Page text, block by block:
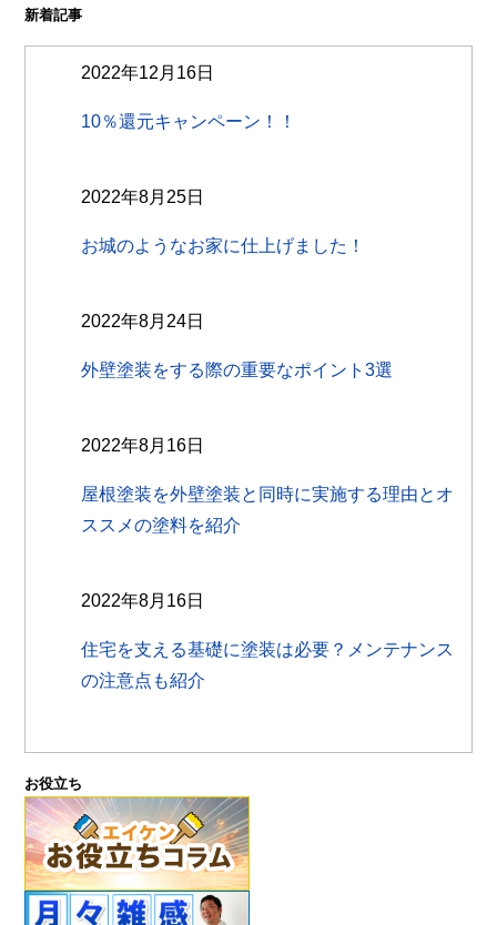
新着記事
2022年12月16日
10％還元キャンペーン！！
2022年8月25日
お城のようなお家に仕上げました！
2022年8月24日
外壁塗装をする際の重要なポイント3選
2022年8月16日
屋根塗装を外壁塗装と同時に実施する理由とオ
ススメの塗料を紹介
2022年8月16日
住宅を支える基礎に塗装は必要？メンテナンス
の注意点も紹介
お役立ち